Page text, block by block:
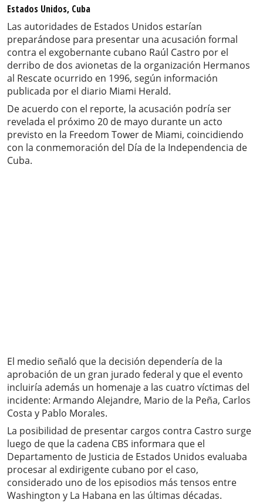
Estados Unidos, Cuba
Las autoridades de Estados Unidos estarían
preparándose para presentar una acusación formal
contra el exgobernante cubano Raúl Castro por el
derribo de dos avionetas de la organización Hermanos
al Rescate ocurrido en 1996, según información
publicada por el diario Miami Herald.
De acuerdo con el reporte, la acusación podría ser
revelada el próximo 20 de mayo durante un acto
previsto en la Freedom Tower de Miami, coincidiendo
con la conmemoración del Día de la Independencia de
Cuba.
El medio señaló que la decisión dependería de la
aprobación de un gran jurado federal y que el evento
incluiría además un homenaje a las cuatro víctimas del
incidente: Armando Alejandre, Mario de la Peña, Carlos
Costa y Pablo Morales.
La posibilidad de presentar cargos contra Castro surge
luego de que la cadena CBS informara que el
Departamento de Justicia de Estados Unidos evaluaba
procesar al exdirigente cubano por el caso,
considerado uno de los episodios más tensos entre
Washington y La Habana en las últimas décadas.